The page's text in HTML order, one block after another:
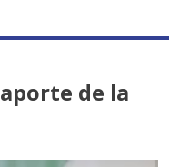
aporte de la